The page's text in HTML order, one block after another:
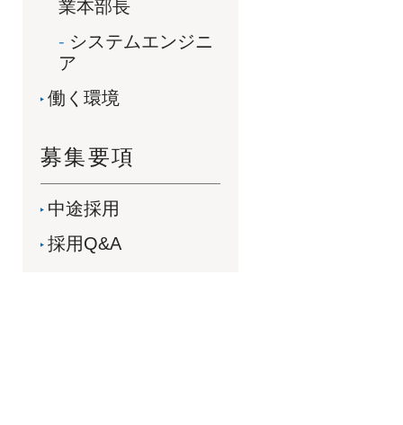
業本部長
システムエンジニ
ア
働く環境
募集要項
中途採用
採用Q&A